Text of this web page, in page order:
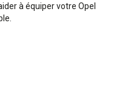
à équiper votre Opel